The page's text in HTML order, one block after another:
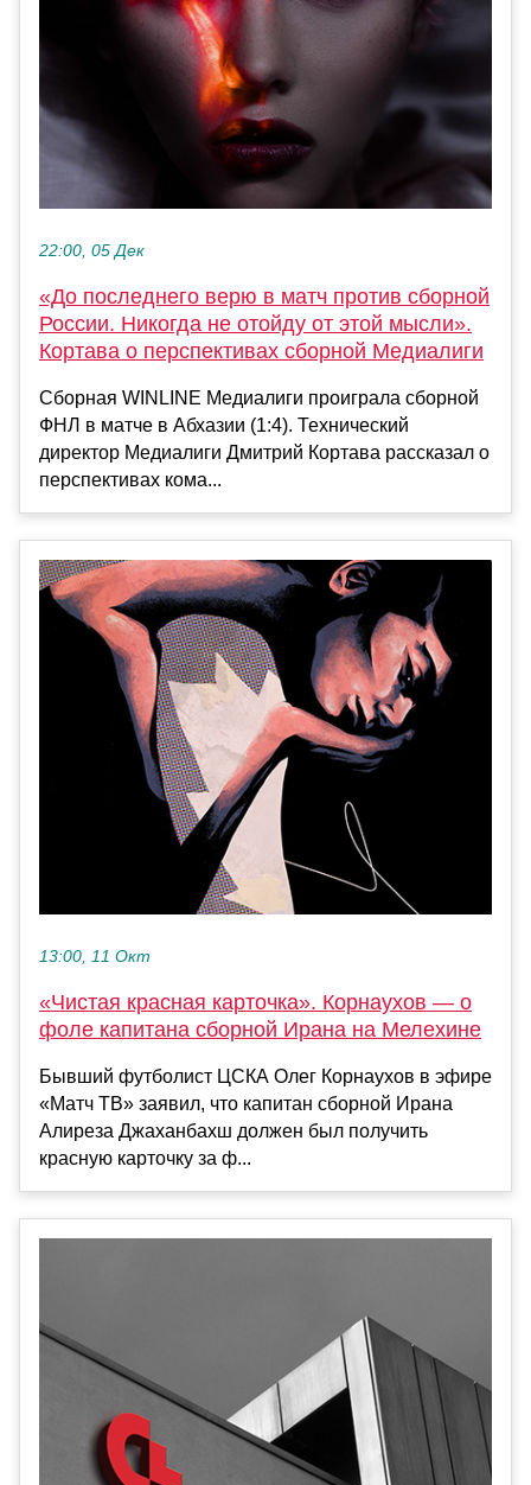
22:00, 05 Дек
«До последнего верю в матч против сборной
России. Никогда не отойду от этой мысли».
Кортава о перспективах сборной Медиалиги
Сборная WINLINE Медиалиги проиграла сборной
ФНЛ в матче в Абхазии (1:4). Технический
директор Медиалиги Дмитрий Кортава рассказал о
перспективах кома...
13:00, 11 Окт
«Чистая красная карточка». Корнаухов — о
фоле капитана сборной Ирана на Мелехине
Бывший футболист ЦСКА Олег Корнаухов в эфире
«Матч ТВ» заявил, что капитан сборной Ирана
Алиреза Джаханбахш должен был получить
красную карточку за ф...